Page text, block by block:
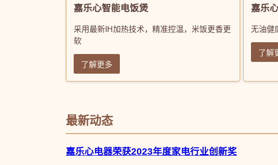
嘉乐心智能电饭煲
采用最新IH加热技术，精准控温，米饭更香更
软
了解更多
嘉乐
无油健
了解
最新动态
嘉乐心电器荣获2023年度家电行业创新奖